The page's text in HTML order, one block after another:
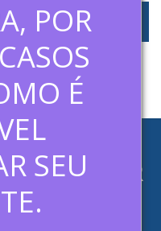
POR
É
SEU
ESCOLHER
E